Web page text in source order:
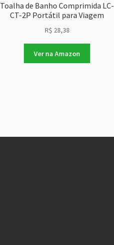
Toalha de Banho Comprimida LC-
CT-2P Portátil para Viagem
R$ 28,38
Ver na Amazon